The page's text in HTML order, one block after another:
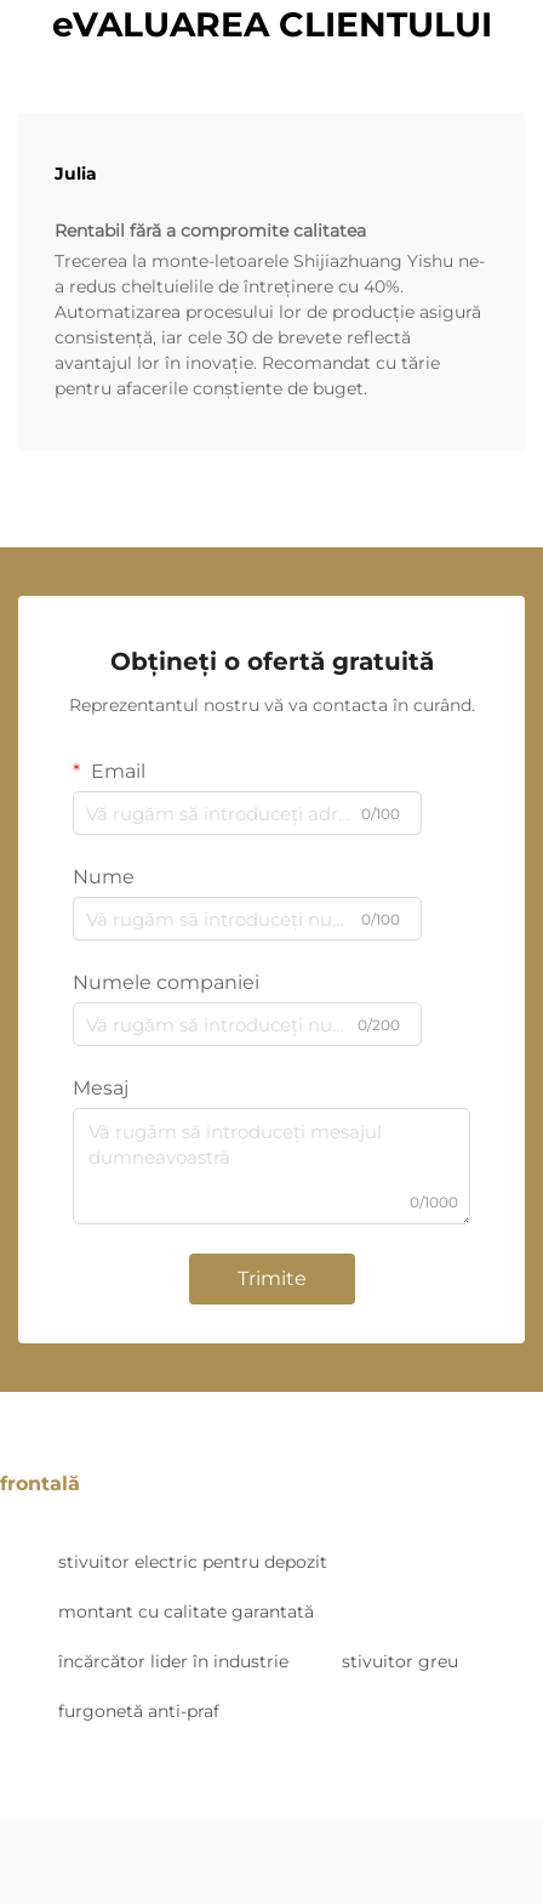
eVALUAREA CLIENTULUI
Julia
Rentabil fără a compromite calitatea
Trecerea la monte-letoarele Shijiazhuang Yishu ne-
a redus cheltuielile de întreținere cu 40%.
Automatizarea procesului lor de producție asigură
consistență, iar cele 30 de brevete reflectă
avantajul lor în inovație. Recomandat cu tărie
pentru afacerile conștiente de buget.
Obțineți o ofertă gratuită
Reprezentantul nostru vă va contacta în curând.
Email
0/100
Nume
0/100
Numele companiei
0/200
Mesaj
0/1000
Trimite
frontală
stivuitor electric pentru depozit
montant cu calitate garantată
încărcător lider în industrie stivuitor greu
furgonetă anti-praf